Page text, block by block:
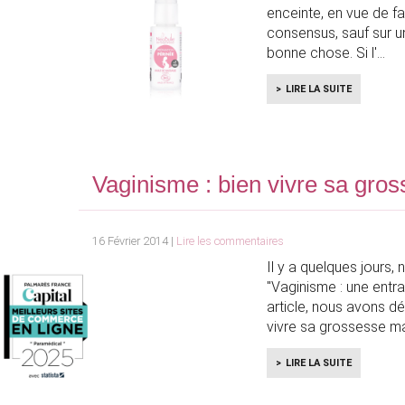
enceinte, en vue de
consensus, sauf sur
bonne chose. Si l'
LIRE LA SUITE
Vaginisme : bien vivre sa
16 Février 2014 | Lire les commentaires
Il y a quelques
"Vaginisme : une
article, nous avons
vivre sa grossesse
LIRE LA SUITE